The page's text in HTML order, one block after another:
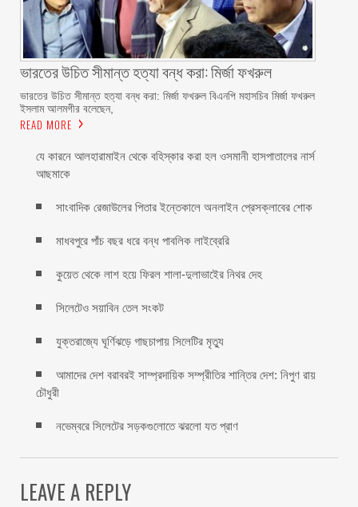
ভারতের উচিত সীমান্ত হত্যা বন্ধ করা: মির্জা ফখরুল
ভারতের উচিত সীমান্ত হত্যা বন্ধ করা: মির্জা ফখরুল বিএনপি মহাসচিব মির্জা ফখরুল
ইসলাম আলমগীর বলেছেন,
READ MORE
যে কারনে আলহারামাইন থেকে বহিস্কার করা হল ওসমানী হাসপাতালের নার্স
আছমাকে
সাংবাদিক রেজাউলের পিতার ইন্তেকালে অনলাইন প্রেসক্লাবের শোক
মাধবপুরে পাঁচ বছর ধরে বন্ধ পাবলিক লাইব্রেরি
কুয়েত থেকে লাশ হয়ে ফিরল শালা-দুলাভাইের নিথর দেহ
সিলেটেও সয়াবিন তেল সংকট
যুক্তরাজ্যে ঘূর্ণিঝড়ে গাছচাপায় সিলেটির মৃত্যু
আমাদের দেশ বরাবরই সাম্প্রদায়িক সম্প্রীতির শান্তির দেশ: নিপুণ রায়
চৌধুরী
নভেম্বরে সিলেটের সড়কগুলোতে ঝরলো যত প্রাণ
LEAVE A REPLY